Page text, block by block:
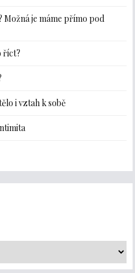
Možná je máme přímo pod
říct?
i vztah k sobě